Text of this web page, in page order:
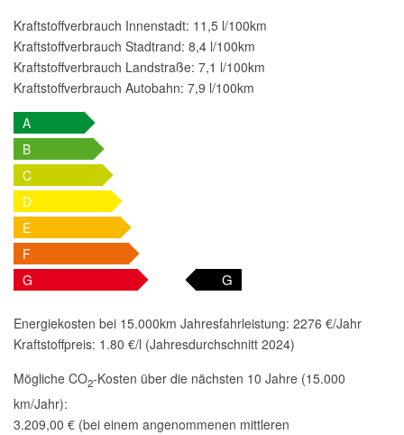
Kraftstoffverbrauch Innenstadt: 11,5 l/100km
Kraftstoffverbrauch Stadtrand: 8,4 l/100km
Kraftstoffverbrauch Landstraße: 7,1 l/100km
Kraftstoffverbrauch Autobahn: 7,9 l/100km
A
B
C
D
E
F
G
G
Energiekosten bei 15.000km Jahresfahrleistung: 2276 €/Jahr
Kraftstoffpreis: 1.80 €/l (Jahresdurchschnitt 2024)
Mögliche CO2-Kosten über die nächsten 10 Jahre (15.000
km/Jahr):
3.209,00 € (bei einem angenommenen mittleren